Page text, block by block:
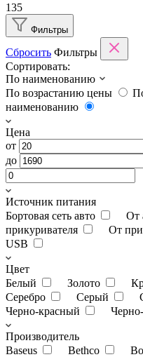
135
Фильтры
Сбросить Фильтры
Сортировать:
По наименованию
По возрастанию цены
наименованию
Цена
от
до
Источник питания
Бортовая сеть авто
От
прикуривателя
От
USB
Цвет
Белый
Золото
Серебро
Серый
Черно-красный
Производитель
Baseus
Bethco